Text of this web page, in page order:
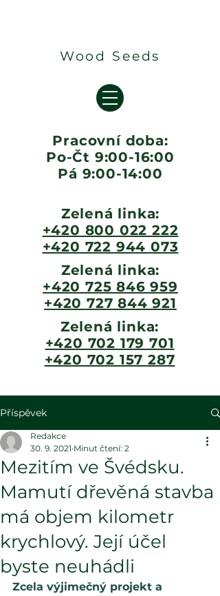
Wood Seeds
Zelená linka:
+420 702 179 701
+420 702 157 287
Pracovní doba:
Po-Čt 9:00-16:00
Pá 9:00-14:00
Zelená linka:
+420 725 846 959
+420 727 844 921
Zelená linka:
+420 800 022 222
+420 722 944 073
Příspěvek
Mezitím ve Švédsku.
Mamutí dřevěná stavba
má objem kilometr
krychlový. Její účel
byste neuhádli
Redakce
30. 9. 2021 Minut čtení: 2
Zcela výjimečný projekt a